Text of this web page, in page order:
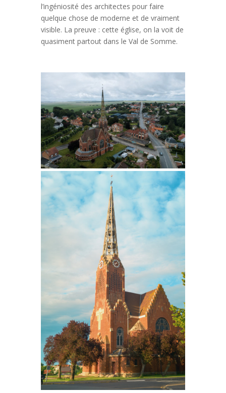
l’ingéniosité des architectes pour faire
quelque chose de moderne et de vraiment
visible. La preuve : cette église, on la voit de
quasiment partout dans le Val de Somme.